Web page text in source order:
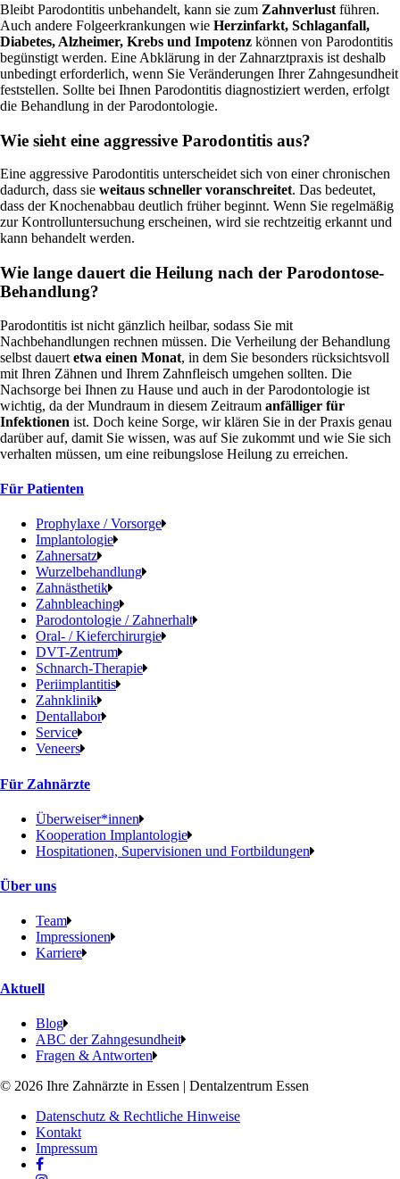
Bleibt Parodontitis unbehandelt, kann sie zum Zahnverlust führen.
Auch andere Folgeerkrankungen wie Herzinfarkt, Schlaganfall,
Diabetes, Alzheimer, Krebs und Impotenz können von Parodontitis
begünstigt werden. Eine Abklärung in der Zahnarztpraxis ist deshalb
unbedingt erforderlich, wenn Sie Veränderungen Ihrer Zahngesundheit
feststellen. Sollte bei Ihnen Parodontitis diagnostiziert werden, erfolgt
die Behandlung in der Parodontologie.
Wie sieht eine aggressive Parodontitis aus?
Eine aggressive Parodontitis unterscheidet sich von einer chronischen
dadurch, dass sie weitaus schneller voranschreitet. Das bedeutet,
dass der Knochenabbau deutlich früher beginnt. Wenn Sie regelmäßig
zur Kontrolluntersuchung erscheinen, wird sie rechtzeitig erkannt und
kann behandelt werden.
Wie lange dauert die Heilung nach der Parodontose-
Behandlung?
Parodontitis ist nicht gänzlich heilbar, sodass Sie mit
Nachbehandlungen rechnen müssen. Die Verheilung der Behandlung
selbst dauert etwa einen Monat, in dem Sie besonders rücksichtsvoll
mit Ihren Zähnen und Ihrem Zahnfleisch umgehen sollten. Die
Nachsorge bei Ihnen zu Hause und auch in der Parodontologie ist
wichtig, da der Mundraum in diesem Zeitraum anfälliger für
Infektionen ist. Doch keine Sorge, wir klären Sie in der Praxis genau
darüber auf, damit Sie wissen, was auf Sie zukommt und wie Sie sich
verhalten müssen, um eine reibungslose Heilung zu erreichen.
Für Patienten
Prophylaxe / Vorsorge
Implantologie
Zahnersatz
Wurzelbehandlung
Zahnästhetik
Zahnbleaching
Parodontologie / Zahnerhalt
Oral- / Kieferchirurgie
DVT-Zentrum
Schnarch-Therapie
Periimplantitis
Zahnklinik
Dentallabor
Service
Veneers
Für Zahnärzte
Überweiser*innen
Kooperation Implantologie
Hospitationen, Supervisionen und Fortbildungen
Über uns
Team
Impressionen
Karriere
Aktuell
Blog
ABC der Zahngesundheit
Fragen & Antworten
© 2026 Ihre Zahnärzte in Essen | Dentalzentrum Essen
Datenschutz & Rechtliche Hinweise
Kontakt
Impressum